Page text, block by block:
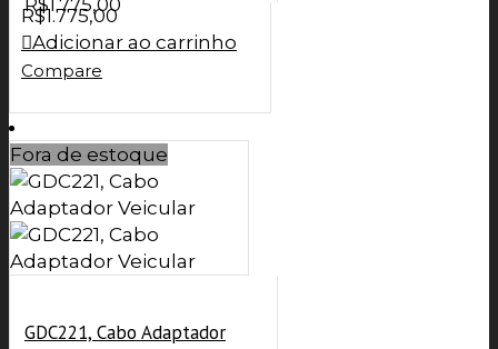
R$1.775,00
Adicionar ao carrinho
Compare
Fora de estoque
GDC221, Cabo Adaptador